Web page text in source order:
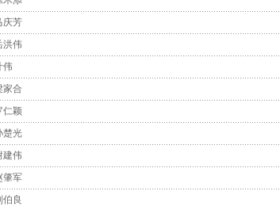
庆芳
洪伟
伟
家合
仁颖
楚光
建伟
肇军
伯良